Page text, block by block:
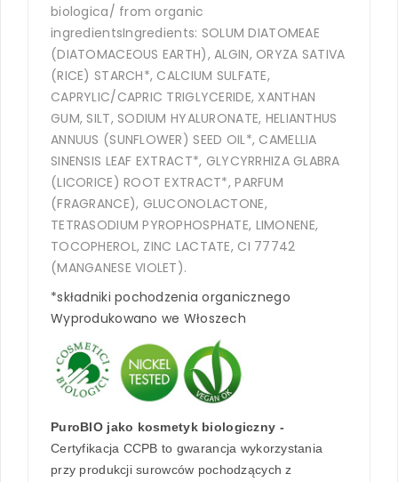
biologica/ from organic
ingredientsIngredients: SOLUM DIATOMEAE
(DIATOMACEOUS EARTH), ALGIN, ORYZA SATIVA
(RICE) STARCH*, CALCIUM SULFATE,
CAPRYLIC/CAPRIC TRIGLYCERIDE, XANTHAN
GUM, SILT, SODIUM HYALURONATE, HELIANTHUS
ANNUUS (SUNFLOWER) SEED OIL*, CAMELLIA
SINENSIS LEAF EXTRACT*, GLYCYRRHIZA GLABRA
(LICORICE) ROOT EXTRACT*, PARFUM
(FRAGRANCE), GLUCONOLACTONE,
TETRASODIUM PYROPHOSPHATE, LIMONENE,
TOCOPHEROL, ZINC LACTATE, CI 77742
(MANGANESE VIOLET).
*składniki pochodzenia organicznego
Wyprodukowano we Włoszech
PuroBIO jako kosmetyk biologiczny -
Certyfikacja CCPB to gwarancja wykorzystania
przy produkcji surowców pochodzących z